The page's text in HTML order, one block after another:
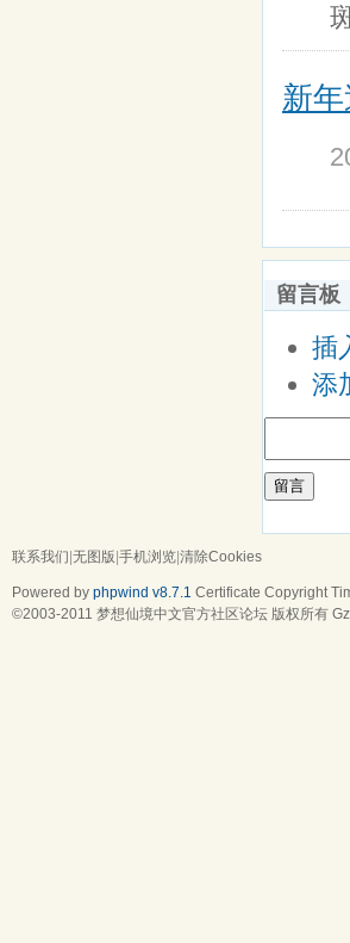
新
留言板
插
添
留言
联系我们|无图版|手机浏览|清除Cookies
Powered by phpwind v8.7.1 Certificate Copyright
©2003-2011 梦想仙境中文官方社区论坛 版权所有